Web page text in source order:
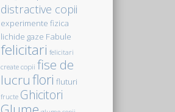
distractive copii
experimente fizica
lichide gaze Fabule
felicitari felicitari
create copii fise de
lucruflori fluturi
fructe Ghicitori